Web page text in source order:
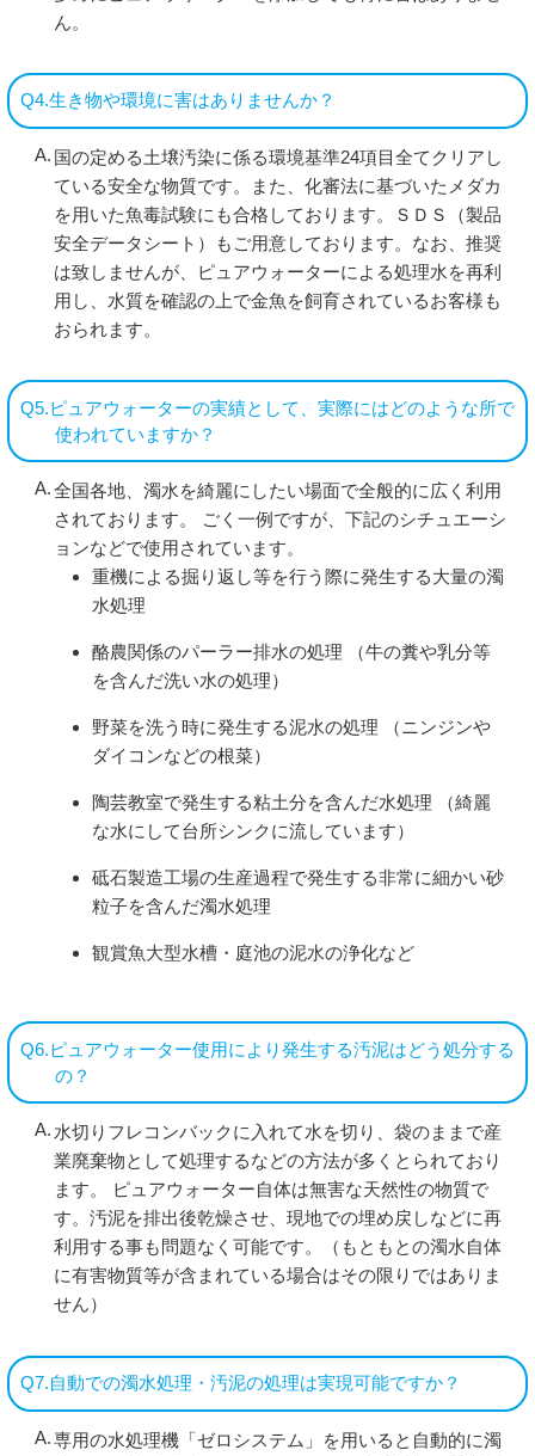
ん。
Q4.生き物や環境に害はありませんか？
国の定める土壌汚染に係る環境基準24項目全てクリアし
ている安全な物質です。また、化審法に基づいたメダカ
を用いた魚毒試験にも合格しております。ＳＤＳ（製品
安全データシート）もご用意しております。なお、推奨
は致しませんが、ピュアウォーターによる処理水を再利
用し、水質を確認の上で金魚を飼育されているお客様も
おられます。
Q5.ピュアウォーターの実績として、実際にはどのような所で
使われていますか？
全国各地、濁水を綺麗にしたい場面で全般的に広く利用
されております。 ごく一例ですが、下記のシチュエーシ
ョンなどで使用されています。
重機による掘り返し等を行う際に発生する大量の濁
水処理
酪農関係のパーラー排水の処理 （牛の糞や乳分等
を含んだ洗い水の処理）
野菜を洗う時に発生する泥水の処理 （ニンジンや
ダイコンなどの根菜）
陶芸教室で発生する粘土分を含んだ水処理 （綺麗
な水にして台所シンクに流しています）
砥石製造工場の生産過程で発生する非常に細かい砂
粒子を含んだ濁水処理
観賞魚大型水槽・庭池の泥水の浄化など
Q6.ピュアウォーター使用により発生する汚泥はどう処分する
の？
水切りフレコンバックに入れて水を切り、袋のままで産
業廃棄物として処理するなどの方法が多くとられており
ます。 ピュアウォーター自体は無害な天然性の物質で
す。汚泥を排出後乾燥させ、現地での埋め戻しなどに再
利用する事も問題なく可能です。（もともとの濁水自体
に有害物質等が含まれている場合はその限りではありま
せん）
Q7.自動での濁水処理・汚泥の処理は実現可能ですか？
専用の水処理機「ゼロシステム」を用いると自動的に濁